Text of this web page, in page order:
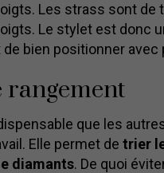
Les strass sont
Le stylet est donc
bien positionner
rangement
que les
Elle permet de trier
diamants. De quoi